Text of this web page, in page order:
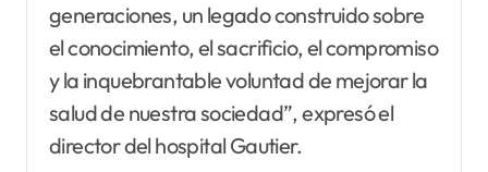
generaciones, un legado construido sobre
el conocimiento, el sacrificio, el compromiso
y la inquebrantable voluntad de mejorar la
salud de nuestra sociedad”, expresó el
director del hospital Gautier.